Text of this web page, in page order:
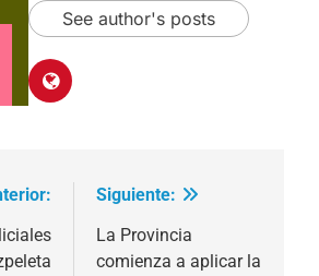
See author's posts
Siguiente:
La Provincia
comienza a aplicar la